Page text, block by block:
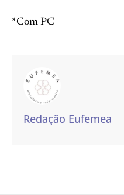
*Com PC
Redação Eufemea